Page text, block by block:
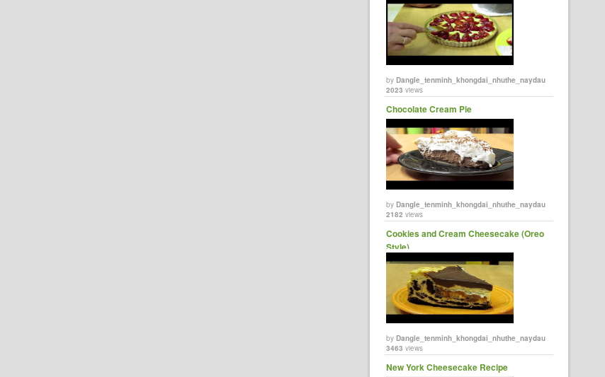
byDangle_tenminh_khongdai_nhuthe_naydau
2023 views
Chocolate Cream Pie
byDangle_tenminh_khongdai_nhuthe_naydau
2182 views
Cookies and Cream Cheesecake (Oreo
Style)
byDangle_tenminh_khongdai_nhuthe_naydau
3463 views
New York Cheesecake Recipe